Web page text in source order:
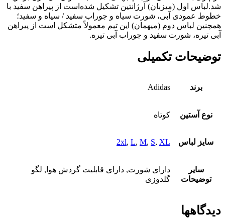
شد.لباس اول (میزبان) آرژانتین تشکیل شده‌است از پیراهن سفید با
خطوط عمودی آبی، شورت سیاه و جوراب سفید / سیاه و سفید؛
همچنین لباس دوم (میهمان) این تیم معمولاً متشکل است از پیراهن
آبی تیره، شورت سفید و جوراب آبی تیره.
توضیحات تکمیلی
برند Adidas
نوع آستین کوتاه
سایز لباس 2xl, L, M, S, XL
سایر
توضیحات
دارای شورت, دارای قابلیت گردش هوا, لگو
گلدوزی
دیدگاهها